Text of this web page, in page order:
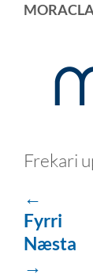
Frekari
←
Fyrri
Næsta
→